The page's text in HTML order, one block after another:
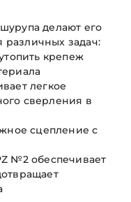
делают его
задач:
крепеж
легкое
сверления в
сцепление с
№2 обеспечивает